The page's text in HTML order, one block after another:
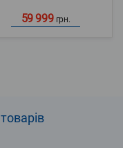
59 999 грн.